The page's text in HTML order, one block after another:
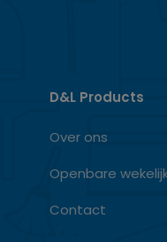
D&L Products
Over ons
Openbare
Contact